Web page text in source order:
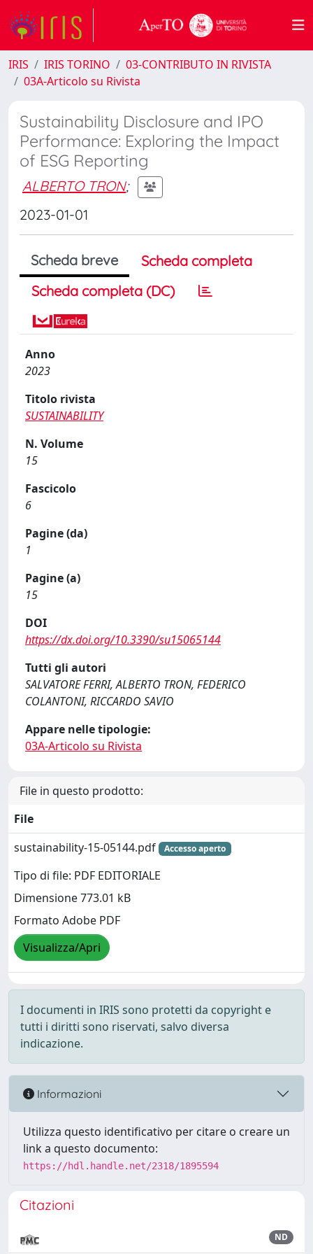
IRIS IRIS TORINO
03-CONTRIBUTO IN RIVISTA
03A-Articolo su Rivista
Sustainability Disclosure and IPO
Performance: Exploring the Impact
of ESG Reporting
ALBERTO TRON;
2023-01-01
Scheda breve
Scheda completa
Scheda completa (DC)
Anno
2023
Titolo rivista
SUSTAINABILITY
N. Volume
15
Fascicolo
6
Pagine (da)
1
Pagine (a)
15
DOI
https://dx.doi.org/10.3390/su15065144
Tutti gli autori
SALVATORE FERRI, ALBERTO TRON, FEDERICO
COLANTONI, RICCARDO SAVIO
Appare nelle tipologie:
03A-Articolo su Rivista
File in questo prodotto:
File
sustainability-15-05144.pdf
Accesso aperto
Tipo di file: PDF EDITORIALE
Dimensione 773.01 kB
Formato Adobe PDF
Visualizza/Apri
I documenti in IRIS sono protetti da copyright e
tutti i diritti sono riservati, salvo diversa
indicazione.
Informazioni
Utilizza questo identificativo per citare o creare un
link a questo documento:
https://hdl.handle.net/2318/1895594
Citazioni
ND